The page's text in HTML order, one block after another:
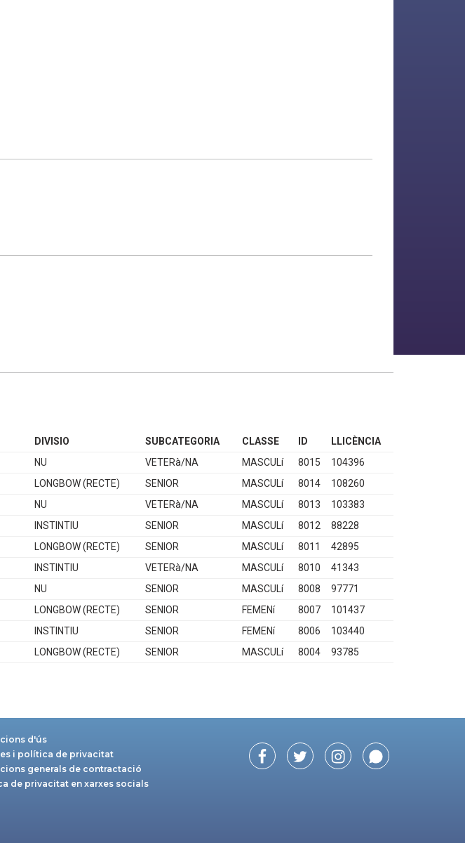
DIVISIO SUBCATEGORIA CLASSE ID
LLICÈNCIA
NU VETERà/NA MASCULí 8015
104396
LONGBOW (RECTE) SENIOR MASCULí 8014
108260
NU VETERà/NA MASCULí 8013
103383
INSTINTIU SENIOR MASCULí 8012
88228
LONGBOW (RECTE) SENIOR MASCULí 8011
42895
INSTINTIU VETERà/NA MASCULí 8010
41343
NU SENIOR MASCULí 8008
97771
LONGBOW (RECTE) SENIOR FEMENí 8007
101437
INSTINTIU SENIOR FEMENí 8006
103440
LONGBOW (RECTE) SENIOR MASCULí 8004 93785
d'ús
i política de privacitat
generals de contractació
de privacitat en xarxes socials
FacebookTwitter InstagramWhatsapp